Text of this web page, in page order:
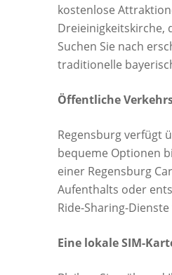
kostenlose
Dreieinigkeitskirche,
Suchen Sie nach
traditionelle
Öffentliche
Regensburg verfügt
bequeme Optionen
einer Regensburg
Aufenthalts oder
Ride-Sharing-
Eine lokale SIM-